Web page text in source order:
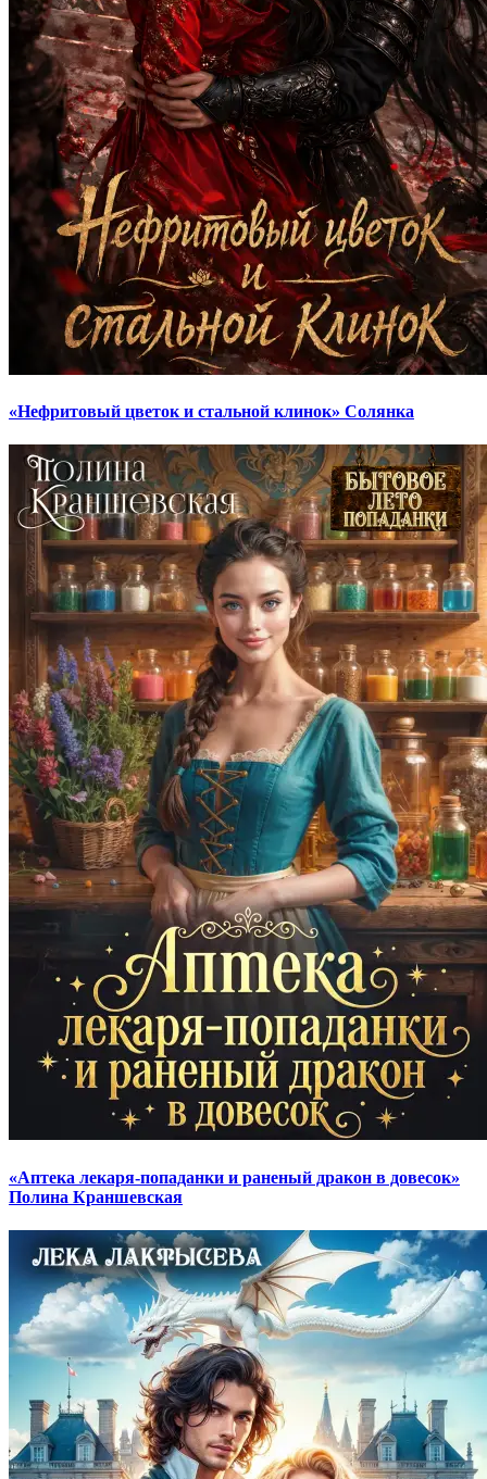
«Нефритовый цветок и стальной клинок» Солянка
«Аптека лекаря-попаданки и раненый дракон в довесок»
Полина Краншевская